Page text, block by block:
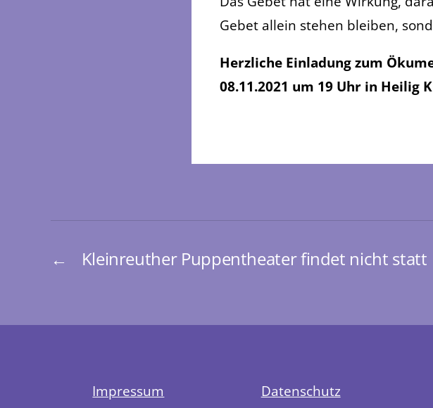
Gebet allein stehen bleiben,
Herzliche Einladung zum
08.11.2021 um 19 Uhr in Heilig
← Kleinreuther Puppentheater findet nicht statt
Impressum Datenschutz